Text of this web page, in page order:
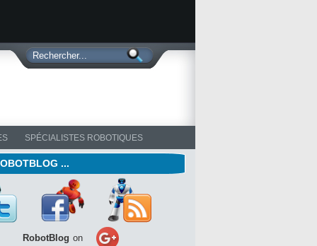
SPÉCIALISTES ROBOTIQUES
...
RobotBlog on